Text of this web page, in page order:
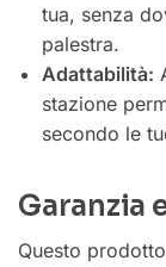
tua, senza
palestra.
Adattabilità:
stazione
secondo le
Garanzia
Questo